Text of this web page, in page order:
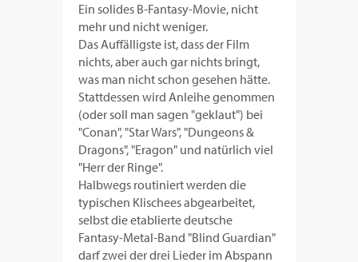
Ein solides B-Fantasy-Movie, nicht
mehr und nicht weniger.
Das Auffälligste ist, dass der Film
nichts, aber auch gar nichts bringt,
was man nicht schon gesehen hätte.
Stattdessen wird Anleihe genommen
(oder soll man sagen "geklaut") bei
"Conan", "Star Wars", "Dungeons &
Dragons", "Eragon" und natürlich viel
"Herr der Ringe".
Halbwegs routiniert werden die
typischen Klischees abgearbeitet,
selbst die etablierte deutsche
Fantasy-Metal-Band "Blind Guardian"
darf zwei der drei Lieder im Abspann